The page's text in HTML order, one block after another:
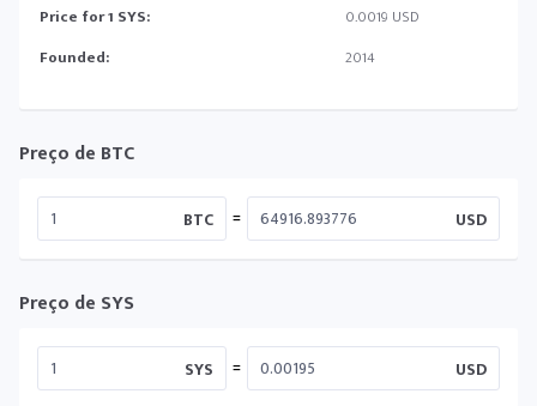
Price for 1 SYS:
0.0019 USD
Founded:
2014
Preço de BTC
BTC = USD
Preço de SYS
SYS = USD